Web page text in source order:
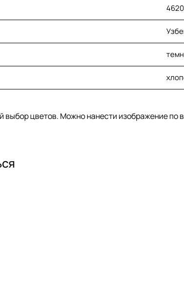
выбор цветов. Можно нанести изображение